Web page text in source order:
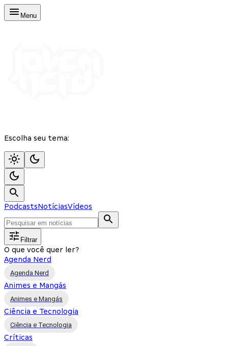
Menu
Escolha seu tema:
PodcastsNotíciasVídeos
Filtrar
O que você quer ler?
Agenda Nerd
Agenda Nerd
Animes e Mangás
Animes e Mangás
Ciência e Tecnologia
Ciência e Tecnologia
Críticas